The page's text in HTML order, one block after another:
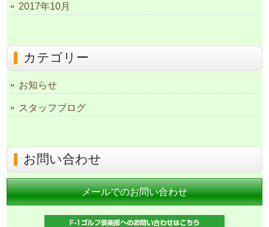
2017年10月
カテゴリー
お知らせ
スタッフブログ
お問い合わせ
メールでのお問い合わせ